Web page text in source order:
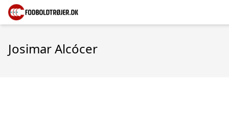
Josimar Alcócer